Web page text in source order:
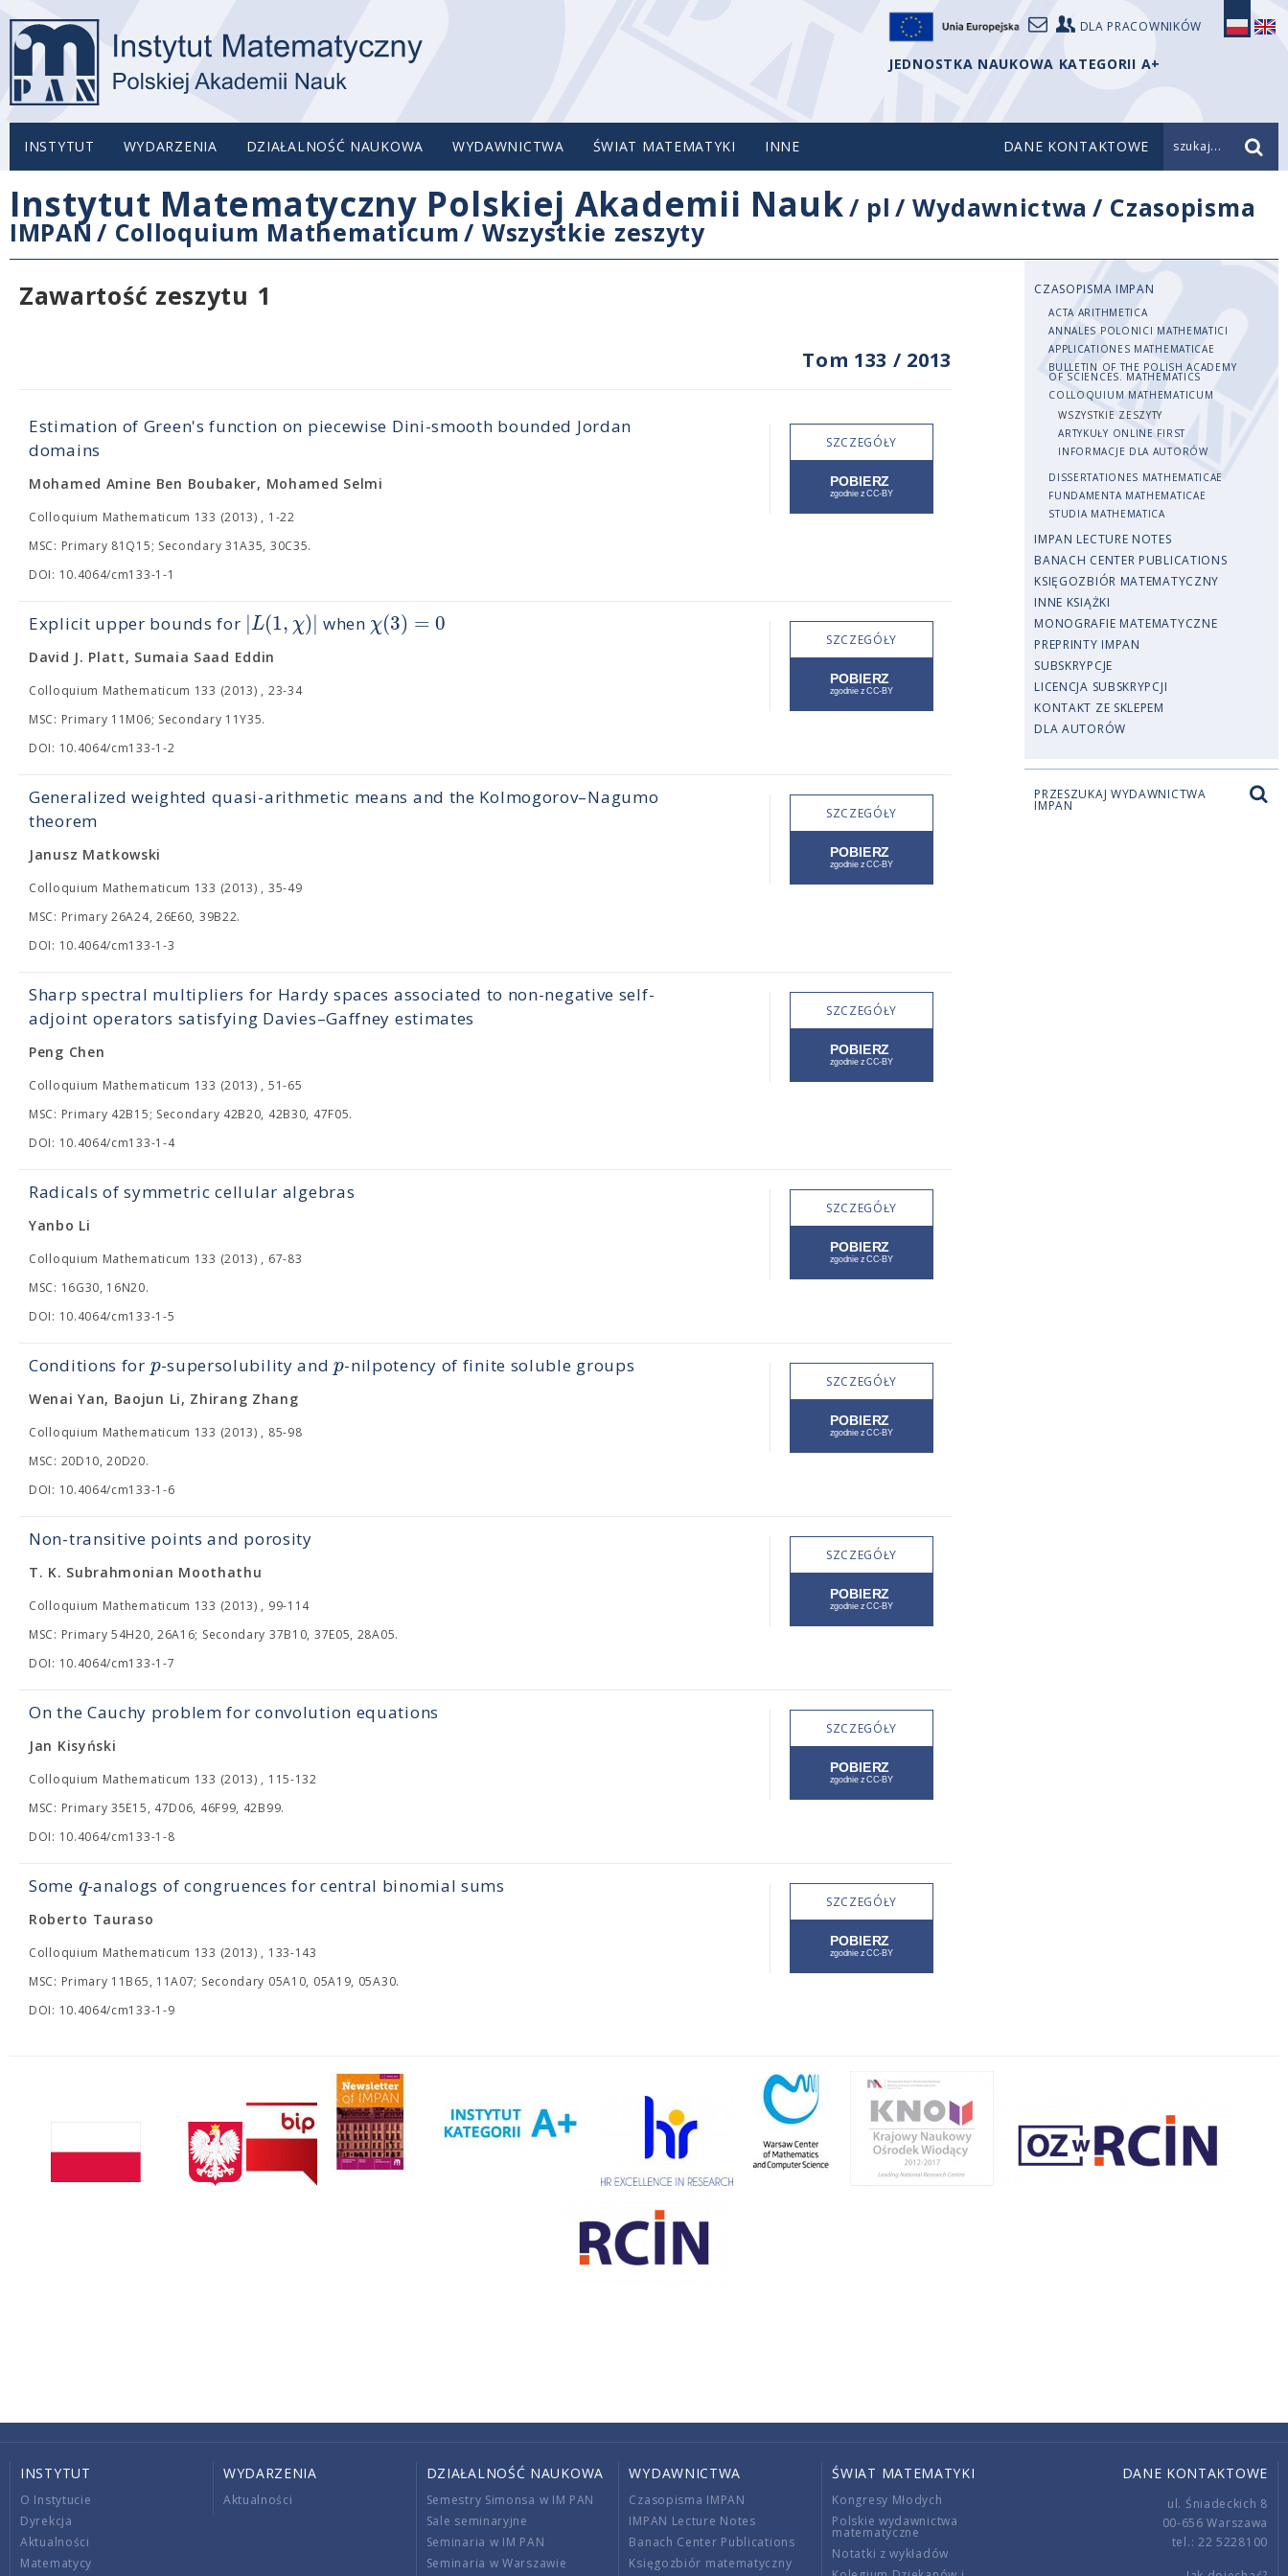
DLA PRACOWNIKÓW
JEDNOSTKA NAUKOWA KATEGORII A+
INSTYTUT WYDARZENIA DZIAŁALNOŚĆ NAUKOWA WYDAWNICTWA ŚWIAT MATEMATYKI INNE DANE KONTAKTOWE szukaj...
Instytut Matematyczny Polskiej Akademii Nauk/ pl /Wydawnictwa / Czasopisma
IMPAN / Colloquium Mathematicum/ Wszystkie zeszyty
Zawartość zeszytu 1
Tom 133 / 2013
Estimation of Green's function on piecewise Dini-smooth bounded Jordan
domains
Mohamed Amine Ben Boubaker, Mohamed Selmi
Colloquium Mathematicum 133 (2013) , 1-22
MSC: Primary 81Q15; Secondary 31A35, 30C35.
DOI: 10.4064/cm133-1-1
SZCZEGÓŁY
Explicit upper bounds for |L(1, χ)| when χ(3) = 0
David J. Platt, Sumaia Saad Eddin
Colloquium Mathematicum 133 (2013) , 23-34
MSC: Primary 11M06; Secondary 11Y35.
DOI: 10.4064/cm133-1-2
SZCZEGÓŁY
Generalized weighted quasi-arithmetic means and the Kolmogorov–Nagumo
theorem
Janusz Matkowski
Colloquium Mathematicum 133 (2013) , 35-49
MSC: Primary 26A24, 26E60, 39B22.
DOI: 10.4064/cm133-1-3
SZCZEGÓŁY
Sharp spectral multipliers for Hardy spaces associated to non-negative self-
adjoint operators satisfying Davies–Gaffney estimates
Peng Chen
Colloquium Mathematicum 133 (2013) , 51-65
MSC: Primary 42B15; Secondary 42B20, 42B30, 47F05.
DOI: 10.4064/cm133-1-4
SZCZEGÓŁY
Radicals of symmetric cellular algebras
Yanbo Li
Colloquium Mathematicum 133 (2013) , 67-83
MSC: 16G30, 16N20.
DOI: 10.4064/cm133-1-5
SZCZEGÓŁY
Conditions for p-supersolubility andp-nilpotency of finite soluble groups
Wenai Yan, Baojun Li, Zhirang Zhang
Colloquium Mathematicum 133 (2013) , 85-98
MSC: 20D10, 20D20.
DOI: 10.4064/cm133-1-6
SZCZEGÓŁY
Non-transitive points and porosity
T. K. Subrahmonian Moothathu
Colloquium Mathematicum 133 (2013) , 99-114
MSC: Primary 54H20, 26A16; Secondary 37B10, 37E05, 28A05.
DOI: 10.4064/cm133-1-7
SZCZEGÓŁY
On the Cauchy problem for convolution equations
Jan Kisyński
Colloquium Mathematicum 133 (2013) , 115-132
MSC: Primary 35E15, 47D06, 46F99, 42B99.
DOI: 10.4064/cm133-1-8
SZCZEGÓŁY
Some q-analogs of congruences for central binomial sums
Roberto Tauraso
Colloquium Mathematicum 133 (2013) , 133-143
MSC: Primary 11B65, 11A07; Secondary 05A10, 05A19, 05A30.
DOI: 10.4064/cm133-1-9
SZCZEGÓŁY
CZASOPISMA IMPAN
ACTA ARITHMETICA
ANNALES POLONICI MATHEMATICI
APPLICATIONES MATHEMATICAE
BULLETIN OF THE POLISH ACADEMY
OF SCIENCES. MATHEMATICS
COLLOQUIUM MATHEMATICUM
WSZYSTKIE ZESZYTY
ARTYKUŁY ONLINE FIRST
INFORMACJE DLA AUTORÓW
DISSERTATIONES MATHEMATICAE
FUNDAMENTA MATHEMATICAE
STUDIA MATHEMATICA
IMPAN LECTURE NOTES
BANACH CENTER PUBLICATIONS
KSIĘGOZBIÓR MATEMATYCZNY
INNE KSIĄŻKI
MONOGRAFIE MATEMATYCZNE
PREPRINTY IMPAN
SUBSKRYPCJE
LICENCJA SUBSKRYPCJI
KONTAKT ZE SKLEPEM
DLA AUTORÓW
PRZESZUKAJ WYDAWNICTWA
IMPAN
INSTYTUT
O Instytucie
Dyrekcja
Aktualności
Matematycy
WYDARZENIA
Aktualności
DZIAŁALNOŚĆ NAUKOWA
Semestry Simonsa w IM PAN
Sale seminaryjne
Seminaria w IM PAN
Seminaria w Warszawie
WYDAWNICTWA
Czasopisma IMPAN
IMPAN Lecture Notes
Banach Center Publications
Księgozbiór matematyczny
ŚWIAT MATEMATYKI
Kongresy Młodych
Polskie wydawnictwa
matematyczne
Notatki z wykładów
DANE KONTAKTOWE
ul. Śniadeckich 8
00-656 Warszawa
tel.: 22 5228100